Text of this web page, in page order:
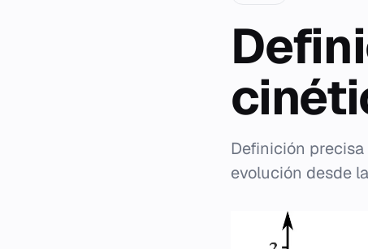
Definición
evolución desde